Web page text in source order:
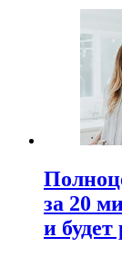
за 20
и будет